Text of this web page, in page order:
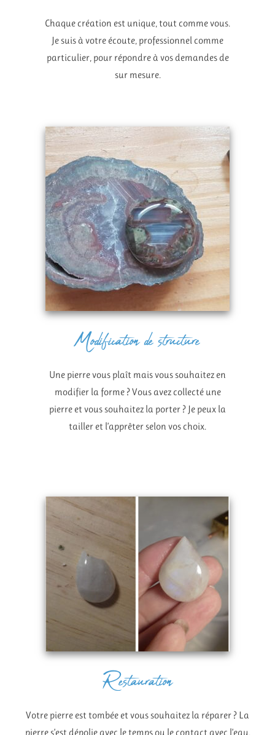
Chaque création est unique, tout comme vous.
Je suis à votre écoute, professionnel comme
particulier, pour répondre à vos demandes de
sur mesure.
Modification de structure
Une pierre vous plaît mais vous souhaitez en
modifier la forme ?Vous avez collecté une
pierre et vous souhaitez la porter ? Je peux la
tailler et l’apprêter selon vos choix.
Restauration
Votre pierre est tombée et vous souhaitez la réparer ? La
pierre s’est dépolie avec le temps ou le contact avec l’eau.